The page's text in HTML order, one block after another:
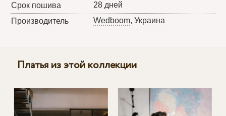
Срок пошива
28 дней
Производитель
Wedboom, Украина
Платья из этой коллекции